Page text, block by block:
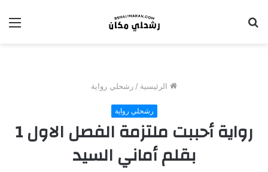
الرئيسية / رشحلي رواية
رشحلي رواية
رواية أحببت ملتزمة الفصل الاول 1
بقلم أماني السيد